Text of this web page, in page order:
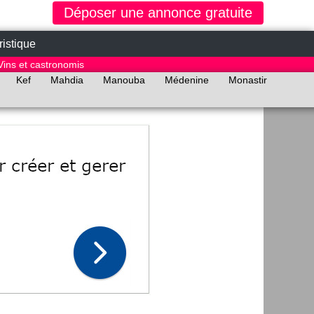
Déposer une annonce gratuite
et castronomis
Kef Mahdia Manouba Médenine
Monastir